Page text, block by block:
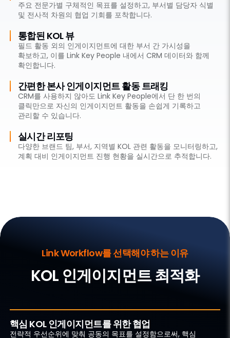
주요 전문가별 구체적인 목표를 설정하고, 부서별 담당자 식별
및 전사적 차원의 협업 기회를 포착합니다.
통합된 KOL 뷰
필드 활동 외의 인게이지먼트에 대한 부서 간 가시성을
확보하고, 이를 Link Key People 내에서 CRM 데이터와 함께
확인합니다.
간편한 본사 인게이지먼트 활동 트래킹
CRM를 사용하지 않아도 Link Key People에서 단 한 번의
클릭만으로 자신의 인게이지먼트 활동을 손쉽게 기록하고
관리할 수 있습니다.
실시간 리포팅
다양한 브랜드 팀, 부서, 지역별 KOL 관련 활동을 모니터링하고,
계획 대비 인게이지먼트 진행 현황을 실시간으로 추적합니다.
Link Workflow를 선택해야 하는 이유
KOL 인게이지먼트 최적화
핵심 KOL 인게이지먼트를 위한 협업
전략적 우선순위에 맞춰 공동의 목표를 설정함으로써, 핵심